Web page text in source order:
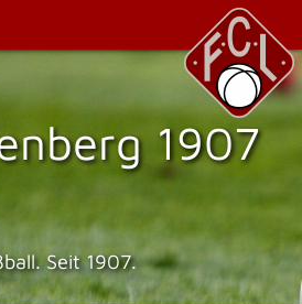
1907
Seit 1907.